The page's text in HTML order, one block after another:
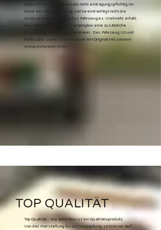
Dadurch ist der Ausbausatz nicht eintragungspflichtig im
Sinne der KfZ-Zulassung und beeinträchtigt nicht die
Nutzungsmöglichkeiten des Fahrzeuges. Vielmehr erhält
das Fahrzeug durch die Campingbox eine zusätzliche
Einsatzmöglichkeit als Minicamper. Das Fahrzeug ist und
bleibt über seine Lebensdauer ein Original mit seinem
entsprechenden Wert.
TOP QUALITÄT
Top Qualität - Die BiberBox ist ein Qualitätsprodukt.
Von der Herstellung bis zur Verpackung setzen wir auf